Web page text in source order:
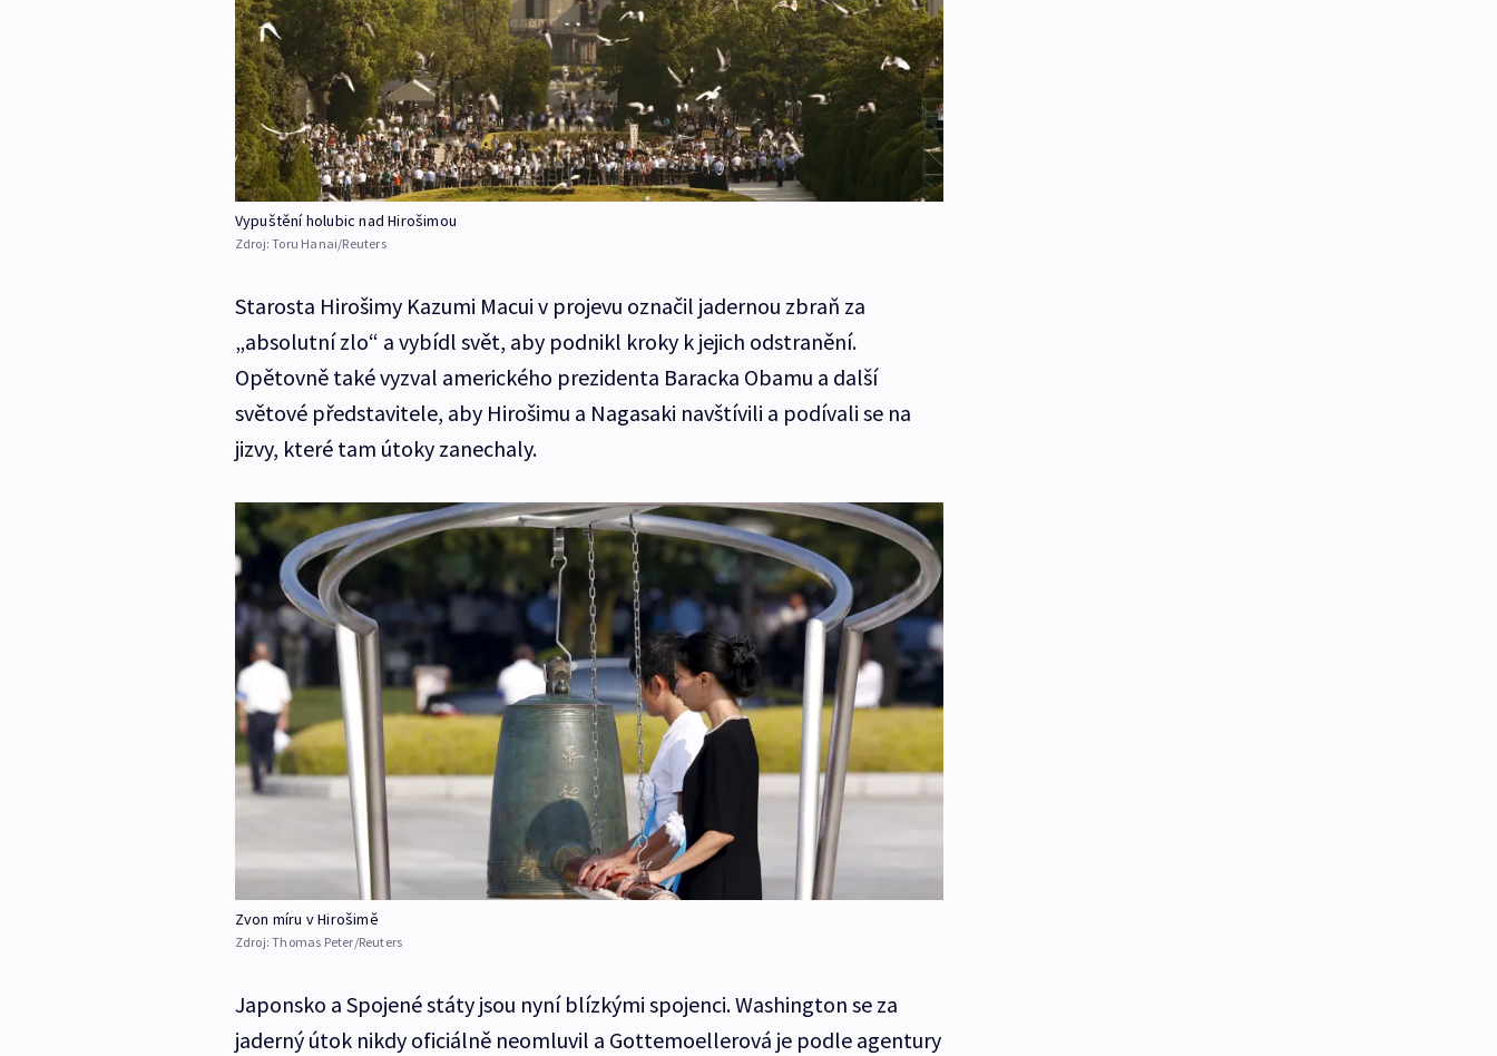
Vypuštění holubic nad Hirošimou
Zdroj:Toru Hanai/Reuters
Starosta Hirošimy Kazumi Macui v projevu označil jadernou zbraň za
„absolutní zlo“ a vybídl svět, aby podnikl kroky k jejich odstranění.
Opětovně také vyzval amerického prezidenta Baracka Obamu a další
světové představitele, aby Hirošimu a Nagasaki navštívili a podívali se na
jizvy, které tam útoky zanechaly.
Zvon míru v Hirošimě
Zdroj:Thomas Peter/Reuters
Japonsko a Spojené státy jsou nyní blízkými spojenci. Washington se za
jaderný útok nikdy oficiálně neomluvil a Gottemoellerová je podle agentury